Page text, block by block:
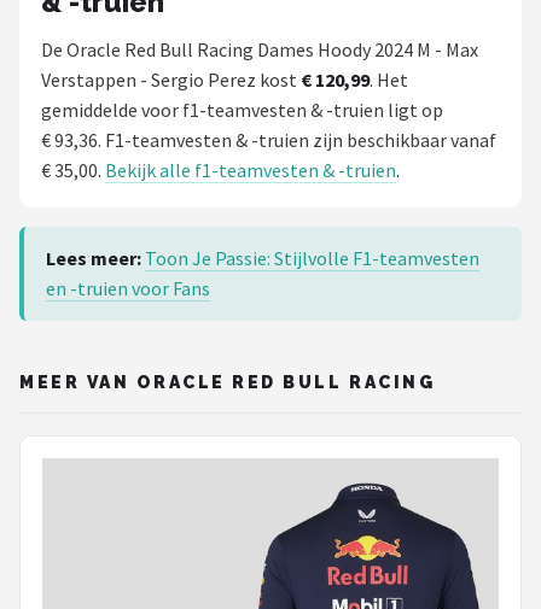
De Oracle Red Bull Racing Dames Hoody 2024 M - Max
Verstappen - Sergio Perez kost € 120,99. Het
gemiddelde voor f1-teamvesten & -truien ligt op
€ 93,36. F1-teamvesten & -truien zijn beschikbaar vanaf
€ 35,00. Bekijk alle f1-teamvesten & -truien.
Lees meer: Toon Je Passie: Stijlvolle F1-teamvesten
en -truien voor Fans
MEER VAN ORACLE RED BULL RACING